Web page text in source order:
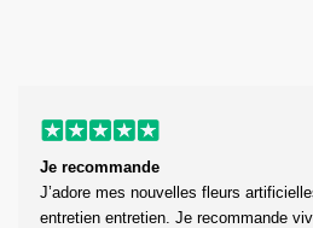
Je recommande
J’adore mes nouvelles fleurs
entretien entretien. Je recommande